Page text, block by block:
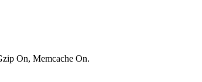
On, Memcache On.